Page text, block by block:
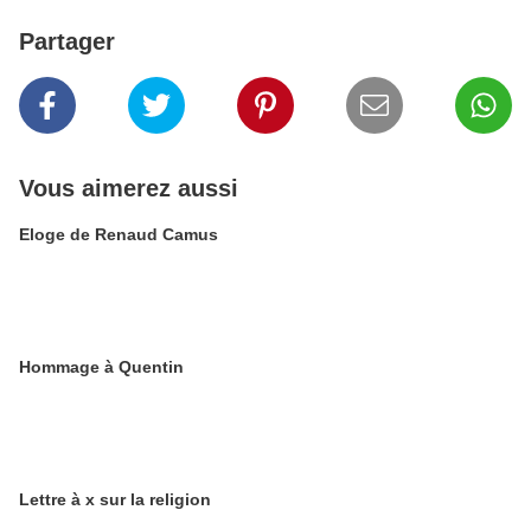
Partager
Vous aimerez aussi
Eloge de Renaud Camus
Hommage à Quentin
Lettre à x sur la religion